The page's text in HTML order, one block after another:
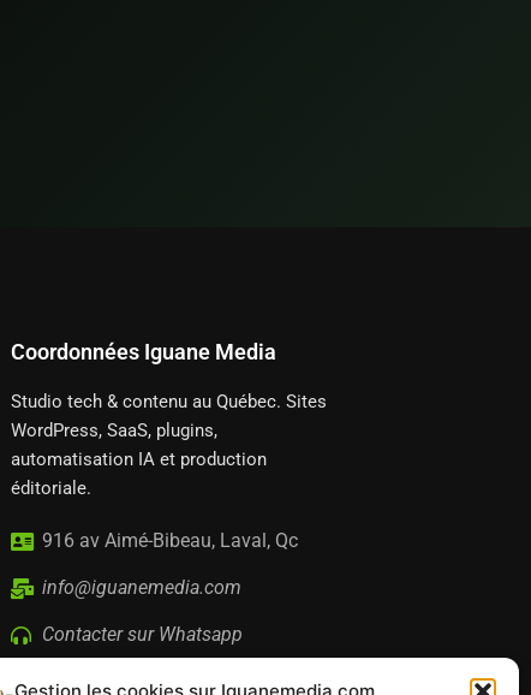
Coordonnées Iguane Media
Studio tech & contenu au Québec. Sites
WordPress, SaaS, plugins,
automatisation IA et production
éditoriale.
916 av Aimé-Bibeau, Laval, Qc
info@iguanemedia.com
Contacter sur Whatsapp